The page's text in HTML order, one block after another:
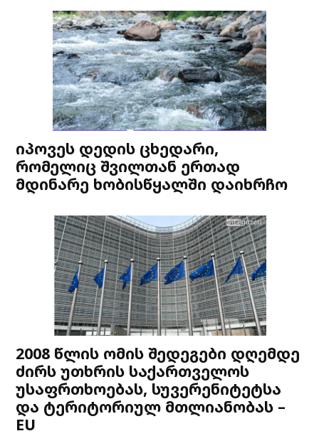
იპოვეს დედის ცხედარი,
რომელიც შვილთან ერთად
მდინარე ხობისწყალში დაიხრჩო
2008 წლის ომის შედეგები დღემდე
ძირს უთხრის საქართველოს
უსაფრთხოებას, სუვერენიტეტსა
და ტერიტორიულ მთლიანობას –
EU